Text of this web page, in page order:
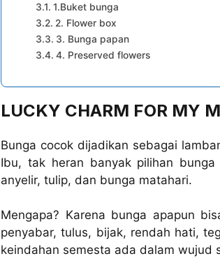
1.Buket bunga
2. Flower box
3. Bunga papan
4. Preserved flowers
LUCKY CHARM FOR MY
Bunga cocok dijadikan sebagai
Ibu, tak heran banyak pilihan
anyelir, tulip, dan bunga matahari.
Mengapa? Karena bunga apapun
penyabar, tulus, bijak, rendah hati,
keindahan semesta ada dalam wujud